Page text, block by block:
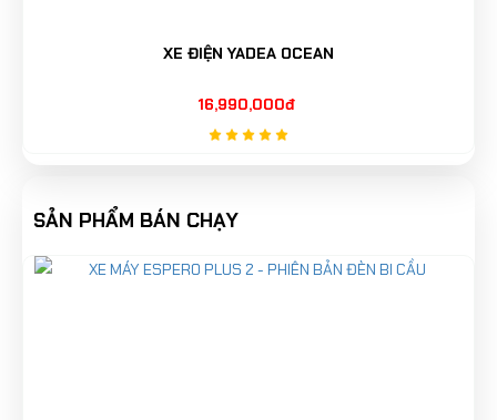
XE ĐIỆN YADEA OCEAN
16,990,000đ
SẢN PHẨM BÁN CHẠY